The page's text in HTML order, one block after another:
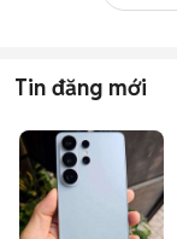
Tin đăng mới